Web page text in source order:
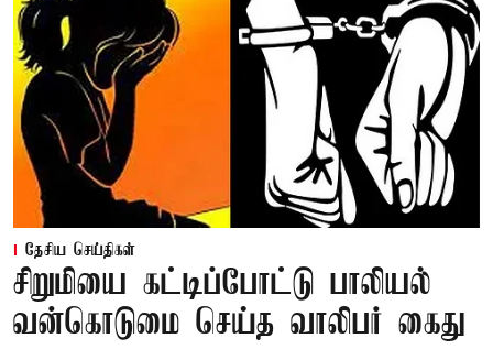
தேசிய செய்திகள்
சிறுமியை கட்டிப்போட்டு பாலியல்
வன்கொடுமை செய்த வாலிபர் கைது